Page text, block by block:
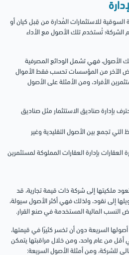
السوقية للاستثمارات المُدارة من قِبل كيان أو
الشركة؛ تُستخدم تلك الأصول مع الأداء
الأصول، فهي تشمل الودائع المصرفية
الآخر من المؤسسات تحسب فقط الأموال
الأفراد، ومن الأمثلة على الأصول
بإدارة صناديق الاستتثمار مثل صناديق
تجمع بين الأصول التقليدية وغير
العقارات بإدارة العقارات المملوكة لمستثمرين
ملكيتها إلى شركة ذات قيمة تجارية، قد
إلى نقود، ولذلك فهي أكثر الأصول سيولة،
المالية المستخدمة في صنع القرار.
السريعة دون أن تخسر كثيرًا في قيمتها،
أقل من عام واحد، ومن خلال مراقبتها يتمكن
للشركة، ومن أمثلة الأصول السريعة: